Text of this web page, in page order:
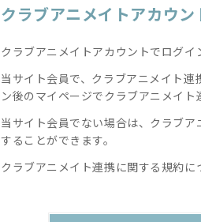
クラブアニメイトアカウ
クラブアニメイトアカウントでログイ
当サイト会員で、クラブアニメイト
ン後のマイページでクラブアニメイト
当サイト会員でない場合は、クラブ
することができます。
クラブアニメイト連携に関する規約に